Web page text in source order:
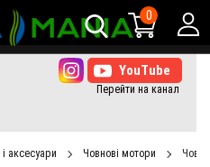
0
(066) 61-77-+38 (073) 61-77-
167
і аксесуари Човнові мотори